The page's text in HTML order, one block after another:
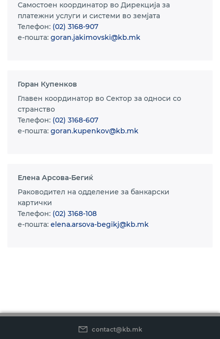
Самостоен координатор во Дирекција за
платежни услуги и системи во земјата
Телефон: (02) 3168-907
e-пошта: goran.jakimovski@kb.mk
Горан Купенков
Главен координатор во Сектор за односи со
странство
Телефон: (02) 3168-607
e-пошта: goran.kupenkov@kb.mk
Елена Арсова-Бегиќ
Раководител на одделение за банкарски
картички
Телефон: (02) 3168-108
e-пошта: elena.arsova-begikj@kb.mk
contact@kb.mk